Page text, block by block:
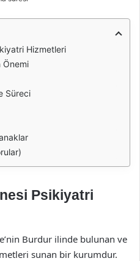
Hizmetleri
Önemi
Süreci
Psikiyatri
Burdur ilinde bulunan ve
sunan bir kurumdur.